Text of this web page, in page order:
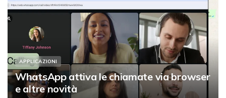
APPLICAZIONI
WhatsApp attiva le chiamate via browser
e altre novità